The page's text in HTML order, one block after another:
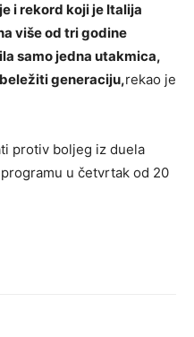
i rekord koji je Italija
više od tri godine
samo jedna utakmica,
generaciju,rekao je
protiv boljeg iz duela
u četvrtak od 20